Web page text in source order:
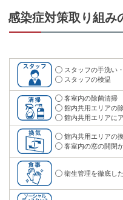
感染症対策取り組み
スタッフの手洗い
スタッフの検温
客室内の除菌清掃
館内共用エリアの
館内共用エリアに
館内共用エリアの
客室内の窓の開閉
衛生管理を徹底し